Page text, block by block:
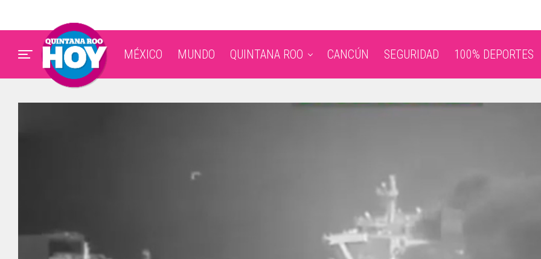
MÉXICO MUNDO QUINTANA ROO CANCÚN SEGURIDAD 100% DEPORTES